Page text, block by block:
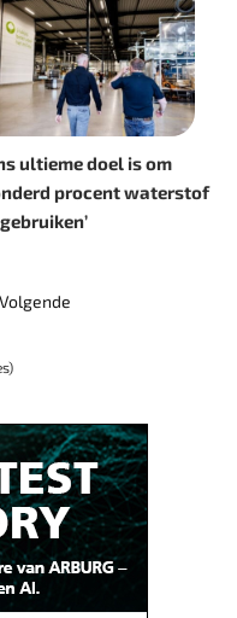
ultieme doel is om
procent waterstof
Volgende